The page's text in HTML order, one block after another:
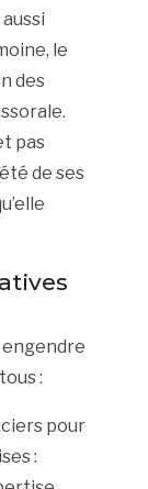
le
des
pas
de ses
:
pour
: